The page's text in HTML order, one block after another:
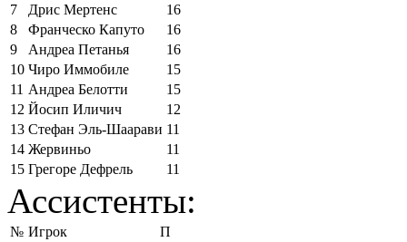
7
Дрис Мертенс
16
8
Франческо Капуто
16
9
Андреа Петанья
16
10 Чиро Иммобиле
15
11 Андреа Белотти
15
12 Йосип Иличич
12
13 Стефан Эль-Шаарави 11
14 Жервиньо
11
15 Грегоре Дефрель 11
Ассистенты:
№ Игрок
П